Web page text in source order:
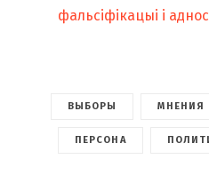
фальсіфікацыі і
ВЫБОРЫ МНЕНИЯ
ПЕРСОНА